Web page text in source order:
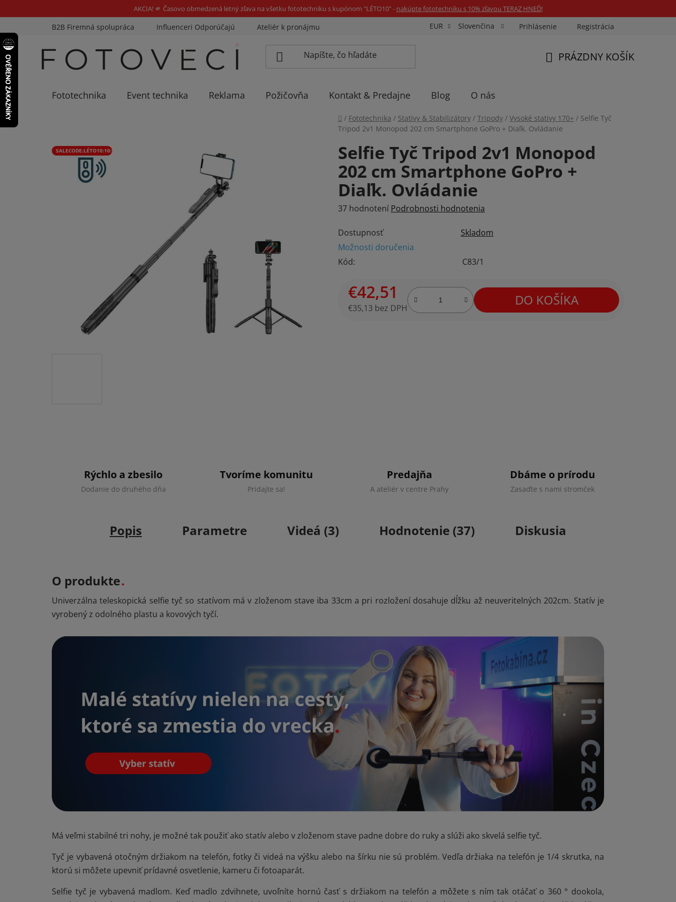
AKCIA! 🫵 Časovo obmedzená letný zľava na všetku fototechniku s kupónom "LÉTO10" - nakúpte fototechniku s 10% zľavou TERAZ HNEĎ!
na
obsah
B2B Firemná spolupráca Influenceri Odporúčajú Ateliér k pronájmu Eventovka Fotospin Neóny na mieru Preukazové Foto
EUR Slovenčina Prihlásenie Registrácia
PRÁZDNY KOŠÍK
Fototechnika Event technika Reklama Požičovňa Kontakt & Predajne Blog O nás
Domov
/ Fototechnika / Statívy & Stabilizátory / Tripody / Vysoké stativy 170+ / Selfie Tyč
Tripod 2v1 Monopod 202 cm Smartphone GoPro + Diaľk. Ovládanie
Selfie Tyč Tripod 2v1 Monopod
202 cm Smartphone GoPro +
Diaľk. Ovládanie
Priemerné
produktu
je
4,2
hviezdičiek.
37 hodnotení Podrobnosti hodnotenia
Dostupnosť
Skladom
Možnosti doručenia
Kód:
C83/1
€42,51
€35,13 bez DPH
DO KOŠÍKA
SALECODE:LÉTO10:10:%
Rýchlo a zbesilo
Dodanie do druhého dňa
Tvoríme komunitu
Pridajte sa!
Predajňa
A ateliér v centre Prahy
Dbáme o prírodu
Zasaďte s nami stromček
Popis Parametre Videá (3) Hodnotenie (37) Diskusia
O produkte
Univerzálna teleskopická selfie tyč so statívom má v zloženom stave iba 33cm a pri rozložení dosahuje dĺžku až neuveritelných 202cm. Statív je
vyrobený z odolného plastu a kovových tyčí.
Má veľmi stabilné tri nohy, je možné tak použiť ako statív alebo v zloženom stave padne dobre do ruky a slúži ako skvelá selfie tyč.
Tyč je vybavená otočným držiakom na telefón, fotky či videá na výšku alebo na šírku nie sú problém. Vedľa držiaka na telefón je 1/4 skrutka, na
ktorú si môžete upevniť prídavné osvetlenie, kameru či fotoaparát.
Selfie tyč je vybavená madlom. Keď madlo zdvihnete, uvoľníte hornú časť s držiakom na telefón a môžete s ním tak otáčať o 360 ° dookola,